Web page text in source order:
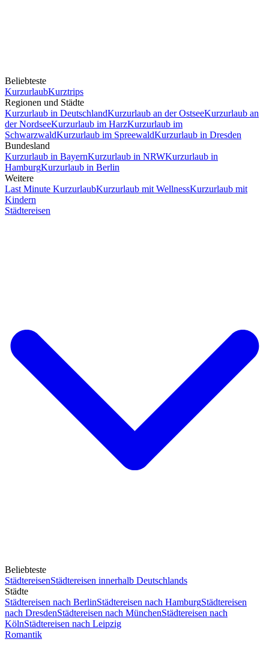
Beliebteste
KurzurlaubKurztrips
Regionen und Städte
Kurzurlaub in DeutschlandKurzurlaub an der OstseeKurzurlaub an
der NordseeKurzurlaub im HarzKurzurlaub im
SchwarzwaldKurzurlaub im SpreewaldKurzurlaub in Dresden
Bundesland
Kurzurlaub in BayernKurzurlaub in NRWKurzurlaub in
HamburgKurzurlaub in Berlin
Weitere
Last Minute KurzurlaubKurzurlaub mit WellnessKurzurlaub mit
Kindern
Städtereisen
Beliebteste
StädtereisenStädtereisen innerhalb Deutschlands
Städte
Städtereisen nach BerlinStädtereisen nach HamburgStädtereisen
nach DresdenStädtereisen nach MünchenStädtereisen nach
KölnStädtereisen nach Leipzig
Romantik